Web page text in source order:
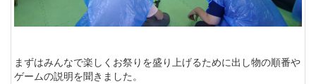
まずはみんなで楽しくお祭りを盛り上げるために出し物の順番や
ゲームの説明を聞きました。